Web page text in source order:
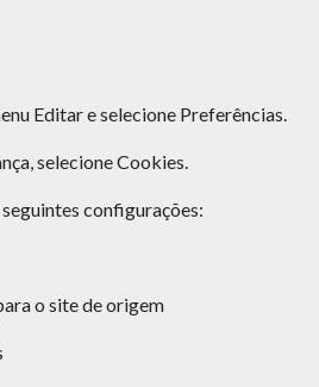
Editar e selecione Preferências.
selecione Cookies.
configurações:
o site de origem